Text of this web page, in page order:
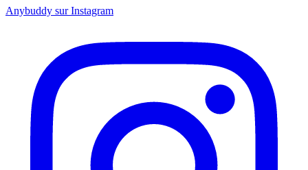
Anybuddy sur Instagram